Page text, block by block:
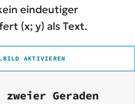
eindeutiger
(x; y) als Text.
AKTIVIEREN
Geraden